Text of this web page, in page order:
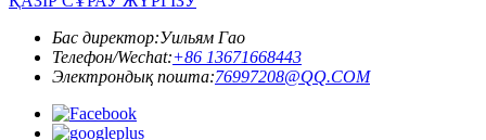
Бас директор:Уильям Гао
Телефон/Wechat:+86 13671668443
Электрондық пошта:76997208@QQ.COM